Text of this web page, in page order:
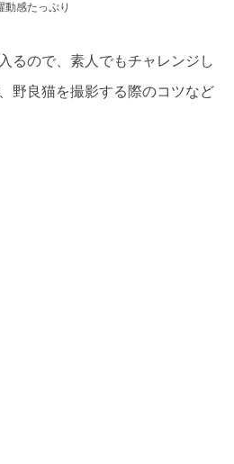
動感たっぷり
るので、素人でもチャレンジし
野良猫を撮影する際のコツなど